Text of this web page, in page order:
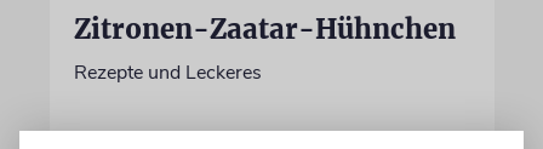
Zitronen-Zaatar-Hühnchen
Rezepte und Leckeres